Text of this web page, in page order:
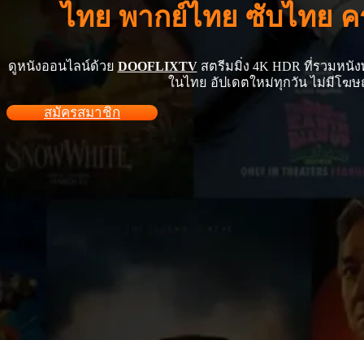
ไทย พากย์ไทย ซับไทย
ดูหนังออนไลน์ด้วย DOOFLIXTVสตรีมมิ่ง 4K HDR ที่รวมหนั
ในไทย อัปเดตใหม่ทุกวัน ไม่มีโฆ
สมัครสมาชิก